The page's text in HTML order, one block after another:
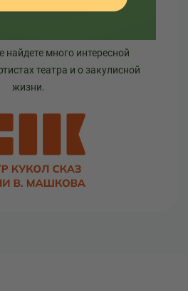
театр в разное время, а
найдете много интересной
театра и о закулисной
жизни.